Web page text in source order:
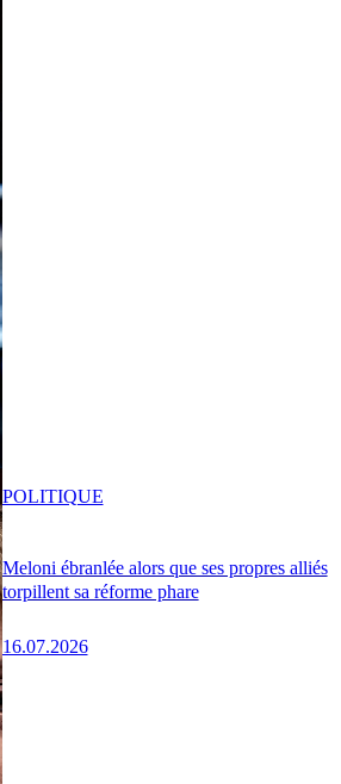
Meloni ébranlée alors que ses propres alliés
torpillent sa réforme phare
16.07.2026
POLITIQUE